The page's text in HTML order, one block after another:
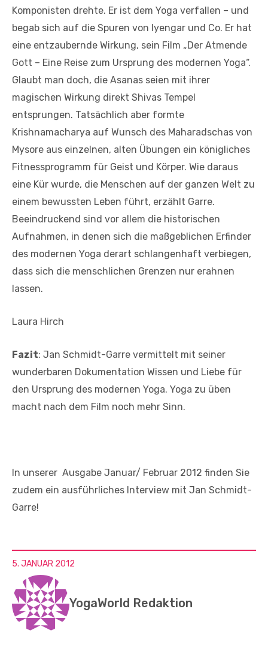
Komponisten drehte. Er ist dem Yoga verfallen – und
begab sich auf die Spuren von Iyengar und Co. Er hat
eine entzaubernde Wirkung, sein Film „Der Atmende
Gott – Eine Reise zum Ursprung des modernen Yoga“.
Glaubt man doch, die Asanas seien mit ihrer
magischen Wirkung direkt Shivas Tempel
entsprungen. Tatsächlich aber formte
Krishnamacharya auf Wunsch des Maharadschas von
Mysore aus einzelnen, alten Übungen ein königliches
Fitnessprogramm für Geist und Körper. Wie daraus
eine Kür wurde, die Menschen auf der ganzen Welt zu
einem bewussten Leben führt, erzählt Garre.
Beeindruckend sind vor allem die historischen
Aufnahmen, in denen sich die maßgeblichen Erfinder
des modernen Yoga derart schlangenhaft verbiegen,
dass sich die menschlichen Grenzen nur erahnen
lassen.
Laura Hirch
Fazit: Jan Schmidt-Garre vermittelt mit seiner
wunderbaren Dokumentation Wissen und Liebe für
den Ursprung des modernen Yoga. Yoga zu üben
macht nach dem Film noch mehr Sinn.
In unserer Ausgabe Januar/ Februar 2012 finden Sie
zudem ein ausführliches Interview mit Jan Schmidt-
Garre!
5. JANUAR 2012
YogaWorld Redaktion